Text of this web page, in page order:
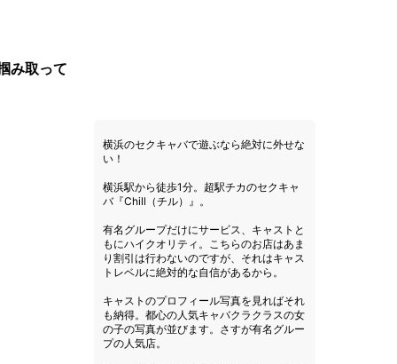
み取って
横浜のセクキャバで遊ぶなら絶対に外せな
い！
横浜駅から徒歩1分。超駅チカのセクキャ
バ『Chill（チル）』。
有名グループだけにサービス、キャストと
もにハイクオリティ。こちらのお店はあま
り割引は行わないのですが、それはキャス
トレベルに絶対的な自信があるから。
キャストのプロフィール写真を見ればそれ
も納得。都心の人気キャバクラクラスの女
の子の写真が並びます。さすが有名グルー
プの人気店。